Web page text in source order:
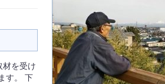
材を受け
す。 下